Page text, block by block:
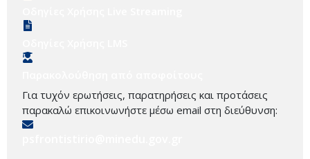
Για τυχόν ερωτήσεις, παρατηρήσεις και προτάσεις
παρακαλώ επικοινωνήστε μέσω email στη διεύθυνση: